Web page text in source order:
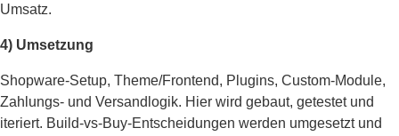
Umsatz.
4) Umsetzung
Shopware-Setup, Theme/Frontend, Plugins, Custom-Module,
Zahlungs- und Versandlogik. Hier wird gebaut, getestet und
iteriert. Build-vs-Buy-Entscheidungen werden umgesetzt und